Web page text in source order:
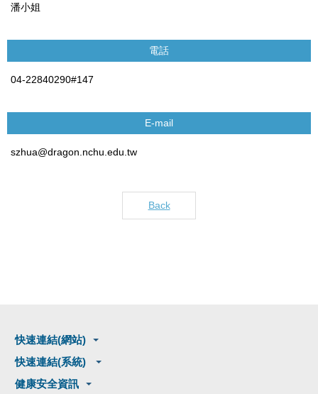
潘小姐
電話
04-22840290#147
E-mail
szhua@dragon.nchu.edu.tw
Back
快速連結(網站)
快速連結(系統)
健康安全資訊